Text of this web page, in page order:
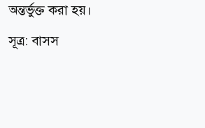
অন্তর্ভুক্ত করা হয়।
সূত্র: বাসস